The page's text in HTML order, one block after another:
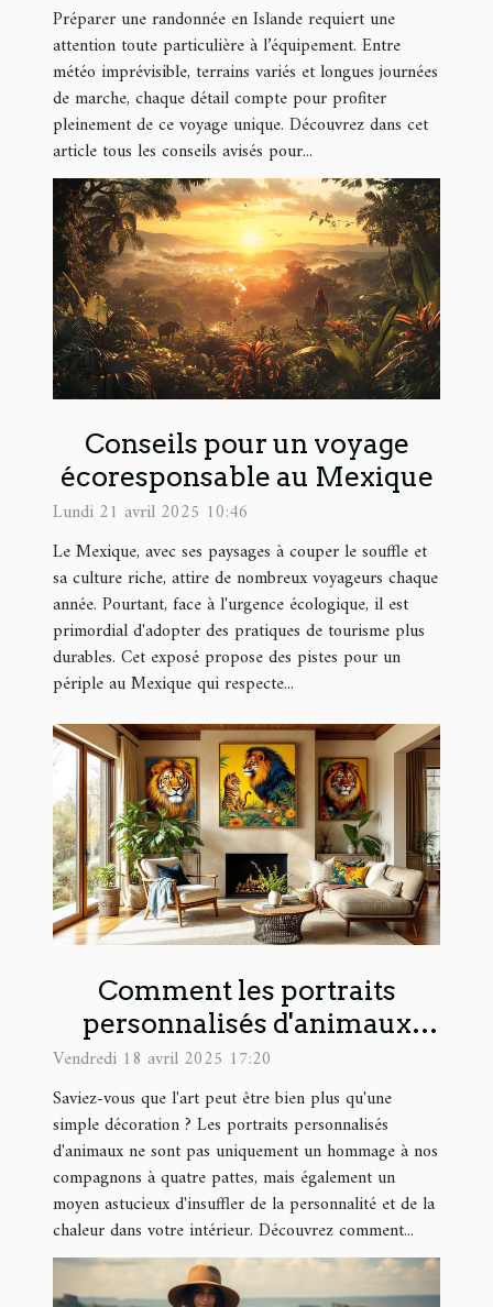
Préparer une randonnée en Islande requiert une
attention toute particulière à l’équipement. Entre
météo imprévisible, terrains variés et longues journées
de marche, chaque détail compte pour profiter
pleinement de ce voyage unique. Découvrez dans cet
article tous les conseils avisés pour...
Conseils pour un voyage
écoresponsable au Mexique
Lundi 21 avril 2025 10:46
Le Mexique, avec ses paysages à couper le souffle et
sa culture riche, attire de nombreux voyageurs chaque
année. Pourtant, face à l'urgence écologique, il est
primordial d'adopter des pratiques de tourisme plus
durables. Cet exposé propose des pistes pour un
périple au Mexique qui respecte...
Comment les portraits
personnalisés d'animaux
peuvent transformer votre
intérieur
Vendredi 18 avril 2025 17:20
Saviez-vous que l'art peut être bien plus qu'une
simple décoration ? Les portraits personnalisés
d'animaux ne sont pas uniquement un hommage à nos
compagnons à quatre pattes, mais également un
moyen astucieux d'insuffler de la personnalité et de la
chaleur dans votre intérieur. Découvrez comment...